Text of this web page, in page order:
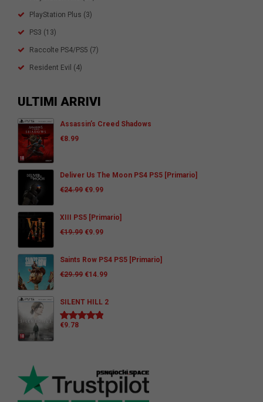
PlayStation Plus (3)
PS3 (13)
Raccolte PS4/PS5 (7)
Resident Evil (4)
ULTIMI ARRIVI
Assassin’s Creed Shadows
€8.99
Deliver Us The Moon PS4 PS5 [Primario]
€24.99 €9.99
XIII PS5 [Primario]
€19.99 €9.99
Saints Row PS4 PS5 [Primario]
€29.99 €14.99
SILENT HILL 2
Valutato
€9.78